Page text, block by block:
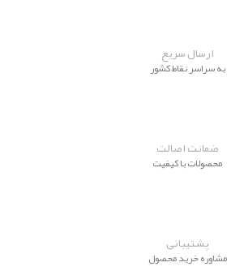
ارسال سریع
به سراسر نقاط کشور
ضمانت اصالت
محصولات با کیفیت
پشتیبانی
مشاوره خرید محصول